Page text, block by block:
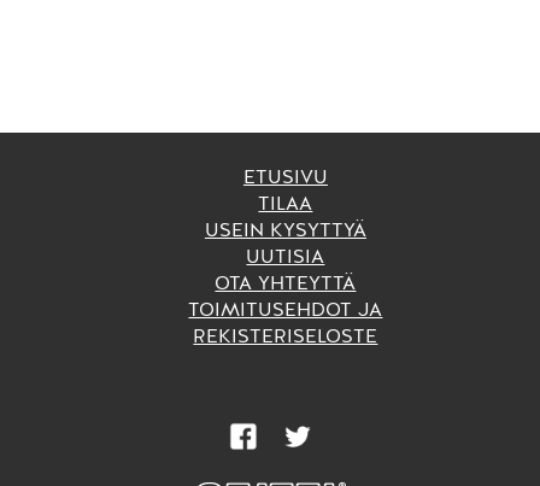
ETUSIVU
TILAA
USEIN KYSYTTYÄ
UUTISIA
OTA YHTEYTTÄ
TOIMITUSEHDOT JA
REKISTERISELOSTE